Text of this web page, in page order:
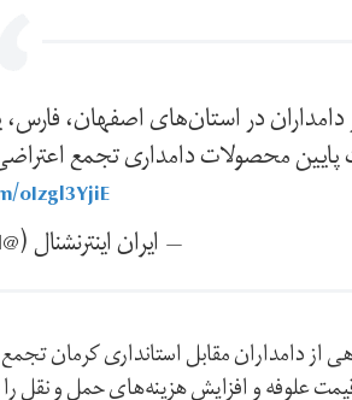
در استان‌های اصفهان،
محصولات دامداری تجمع
oIzgl3YjiE
— ايران اينترنشنال (@IranIntl)
از دامداران مقابل استانداری کرمان